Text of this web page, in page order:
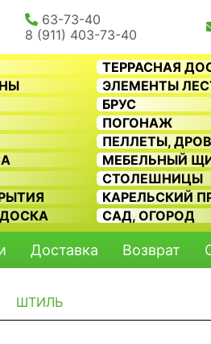
63-73-40
8 (911) 403-73-40
ТЕРРАСНАЯ
ЭЛЕМЕНТЫ
БРУС
ПОГОНАЖ
ПЕЛЛЕТЫ,
МЕБЕЛЬНЫЙ
СТОЛЕШНИЦЫ
КАРЕЛЬСКИЙ
САД, ОГОРОД
Доставка Возврат
ШТИЛЬ